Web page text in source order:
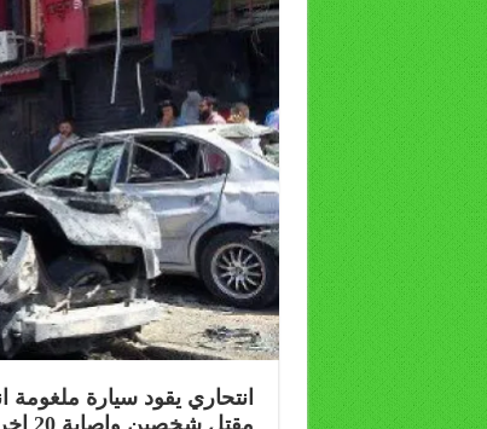
انتحاري يقود سيارة
مقتل شخصين واصابة 20 اخرين